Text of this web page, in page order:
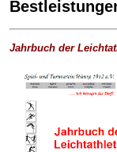
Jahrbuch der